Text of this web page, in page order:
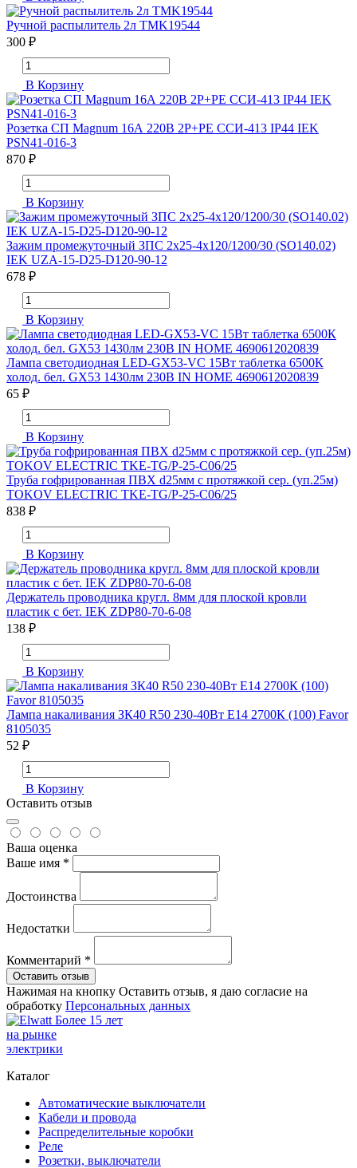
Ручной распылитель 2л TMK19544
300 ₽
В Корзину
Розетка СП Magnum 16А 220В 2P+PE ССИ-413 IP44 IEK
PSN41-016-3
870 ₽
В Корзину
Зажим промежуточный ЗПС 2х25-4х120/1200/30 (SO140.02)
IEK UZA-15-D25-D120-90-12
678 ₽
В Корзину
Лампа светодиодная LED-GX53-VC 15Вт таблетка 6500К
холод. бел. GX53 1430лм 230В IN HOME 4690612020839
65 ₽
В Корзину
Труба гофрированная ПВХ d25мм с протяжкой сер. (уп.25м)
TOKOV ELECTRIC TKE-TG/P-25-C06/25
838 ₽
В Корзину
Держатель проводника кругл. 8мм для плоской кровли
пластик с бет. IEK ZDP80-70-6-08
138 ₽
В Корзину
Лампа накаливания ЗК40 R50 230-40Вт E14 2700К (100) Favor
8105035
52 ₽
В Корзину
Оставить отзыв
Ваша оценка
Ваше имя *
Достоинства
Недостатки
Комментарий *
Оставить отзыв
Нажимая на кнопку Оставить отзыв, я даю согласие на
обработку Персональных данных
Более 15 лет
на рынке
электрики
Каталог
Автоматические выключатели
Кабели и провода
Распределительные коробки
Реле
Розетки, выключатели